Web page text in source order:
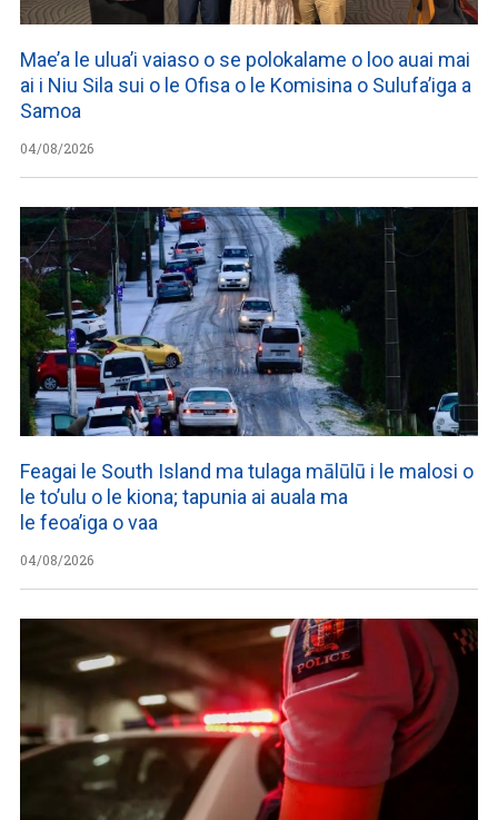
Mae’a le ulua’i vaiaso o se polokalame o loo auai mai
ai i Niu Sila sui o le Ofisa o le Komisina o Sulufa’iga a
Samoa
04/08/2026
Feagai le South Island ma tulaga mālūlū i le malosi o
le to’ulu o le kiona; tapunia ai auala ma
le feoa’iga o vaa
04/08/2026